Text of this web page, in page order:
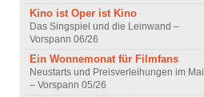
Kino ist Oper ist Kino
Das Singspiel und die Leinwand –
Vorspann 06/26
Ein Wonnemonat für Filmfans
Neustarts und Preisverleihungen im Mai
– Vorspann 05/26